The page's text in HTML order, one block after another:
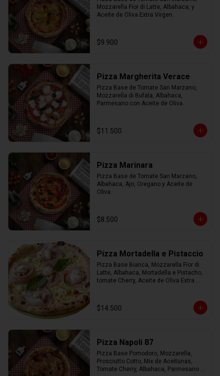
Mozzarella Fior di Latte, Albahaca, y
Aceite de Oliva Extra Virgen.
$9.900
Pizza Margherita Verace
Pizza Base de Tomate San Marzano,
Mozzarella di Bufala, Albahaca,
Parmesano con Aceite de Oliva.
$11.500
Pizza Marinara
Pizza Base de Tomate San Marzano,
Albahaca, Ajo, Oregano y Aceite de
Oliva.
$8.500
Pizza Mortadella e Pistaccio
Pizza Base Bianca, Mozzarella Fior di
Latte, Albahaca, Mortadella e Pistacho,
tomate Cherry, Aceite de Oliva Extra
$14.500
Pizza Napoli 87
Pizza Base Pomodoro, Mozzarella,
Prosciutto Cotto, Mix de Aceitunas,
Tomate Cherry, Albahaca, Parmesano